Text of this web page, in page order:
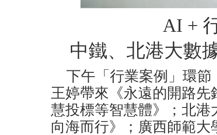
AI +
中鐵、北港大數
下午「行業案例」環
王婷帶來《永遠的開路
慧投標等智慧體》；北
向海而行》；廣西師範